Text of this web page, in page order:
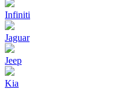
Infiniti
Jaguar
Jeep
Kia